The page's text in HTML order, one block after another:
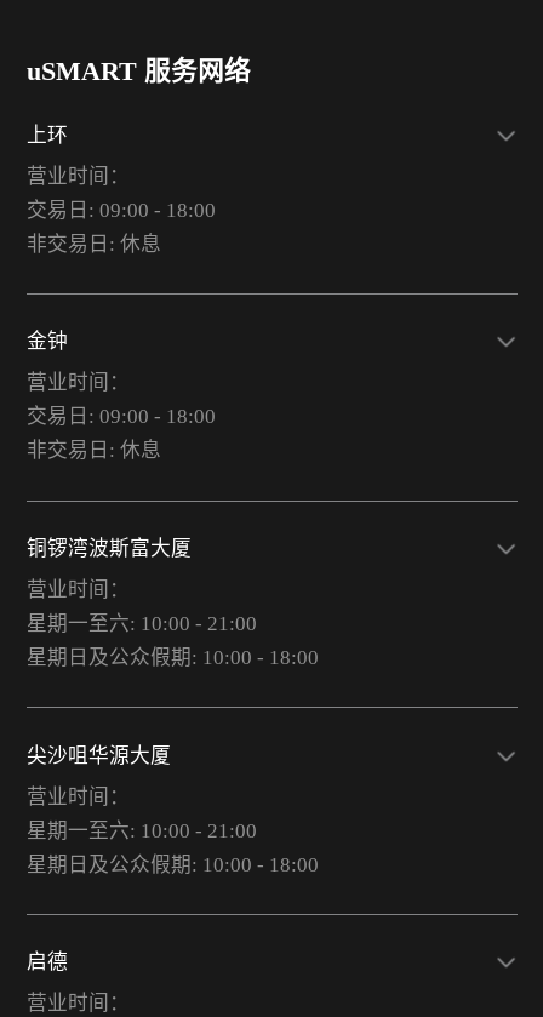
uSMART 服务网络
上环
营业时间：
交易日: 09:00 - 18:00
非交易日: 休息
金钟
营业时间：
交易日: 09:00 - 18:00
非交易日: 休息
铜锣湾波斯富大厦
营业时间：
星期一至六: 10:00 - 21:00
星期日及公众假期: 10:00 - 18:00
尖沙咀华源大厦
营业时间：
星期一至六: 10:00 - 21:00
星期日及公众假期: 10:00 - 18:00
启德
营业时间：